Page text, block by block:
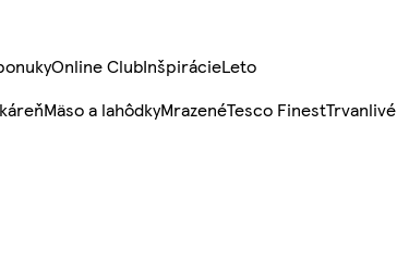
Online ClubInšpirácieLeto
Mäso a lahôdkyMrazenéTesco Finest